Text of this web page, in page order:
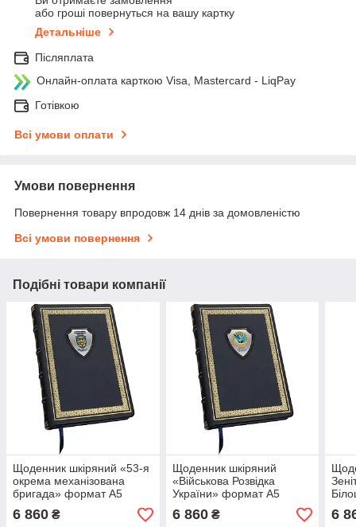
або гроші повернуться на вашу картку
Детальніше
Післяплата
Онлайн-оплата карткою Visa, Mastercard - LiqPay
Готівкою
Всі умови оплати
Умови повернення
Повернення товару впродовж 14 днів за домовленістю
Всі умови повернення
Подібні товари компанії
Щоденник шкіряний «53-я
окрема механізована
бригада» формат А5
бойові бригади в
асортименті
6 860 ₴
Щоденник шкіряний
«Військова Розвідка
України» формат А5
бойові бригади в
асортименті
6 860₴
в
6